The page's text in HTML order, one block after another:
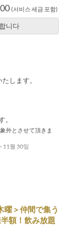
(서비스 세금 포함)
니다
します。
外とさせて頂きま
11월 30일
曜＞仲間で集う
額！飲み放題